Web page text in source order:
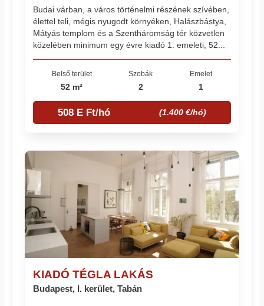
Budai várban, a város történelmi részének szívében,
élettel teli, mégis nyugodt környéken, Halászbástya,
Mátyás templom és a Szentháromság tér közvetlen
közelében minimum egy évre kiadó 1. emeleti, 52...
Belső terület
52 m²
Szobák
2
Emelet
1
508 E Ft/hó (1.400 €/hó)
KIADÓ TÉGLA LAKÁS
Budapest, I. kerület, Tabán